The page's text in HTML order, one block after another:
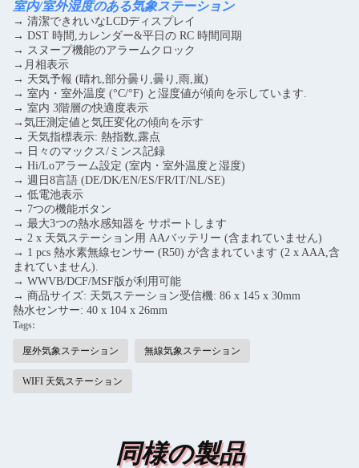
室内/室外湿度のある気象ステーション
→ 清潔できれいなLCDディスプレイ
→ DST 時間,カレンダー&平日の RC 時間同期
→ スヌープ機能のアラームクロック
→月相表示
→ 天気予報 (晴れ,部分曇り,曇り,雨,嵐)
→ 室内・室外温度 (°C/°F) と湿度値が傾向を示しています.
→ 室内 3階層の快適度表示
→気圧測定値と気圧変化の傾向を示す
→ 天気指標表示: 熱指数,露点
→ 日々のマックス/ミンス記録
→ Hi/Loアラーム設定 (室内・室外温度と湿度)
→ 週日8言語 (DE/DK/EN/ES/FR/IT/NL/SE)
→ 低電池表示
→ 7つの機能ボタン
→ 最大3つの熱水感知器を サポートします
→ 2 x 天気ステーション用 AAバッテリー (含まれていません)
→ 1 pcs 熱水素無線センサー (R50) が含まれています (2 x AAA,含
まれていません).
→ WWVB/DCF/MSF版が利用可能
→ 商品サイズ: 天気ステーション受信機: 86 x 145 x 30mm
熱水センサー: 40 x 104 x 26mm
Tags:
屋外気象ステーション 無線気象ステーション
WIFI 天気ステーション
同様の製品